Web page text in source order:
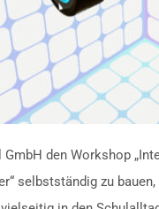
den Workshop
selbstständig zu